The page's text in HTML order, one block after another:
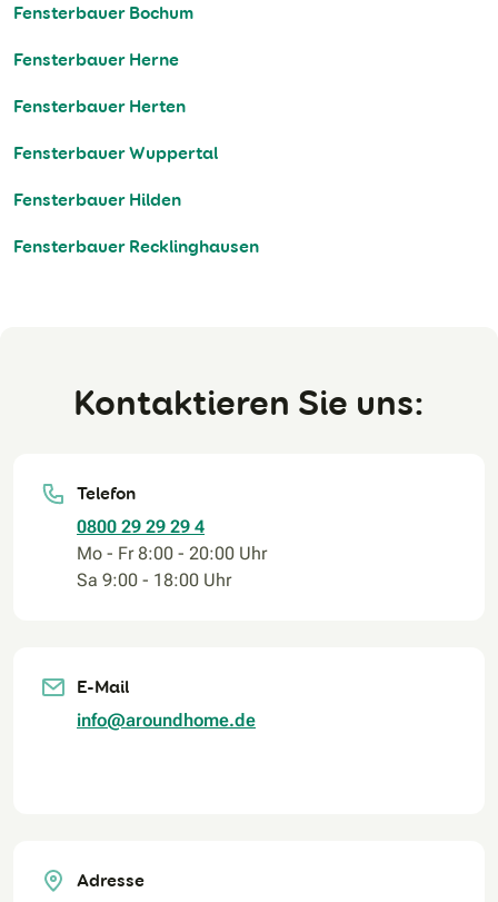
Fensterbauer Bochum
Fensterbauer Herne
Fensterbauer Herten
Fensterbauer Wuppertal
Fensterbauer Hilden
Fensterbauer Recklinghausen
Kontaktieren Sie uns:
Telefon
0800 29 29 29 4
Mo - Fr 8:00 - 20:00 Uhr
Sa 9:00 - 18:00 Uhr
E-Mail
info@aroundhome.de
Adresse